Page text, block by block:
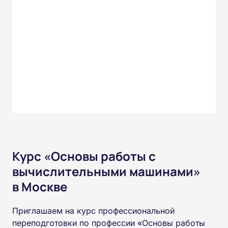
Курс «Основы работы с
вычислительными машинами»
в Москве
Приглашаем на курс профессиональной
переподготовки по профессии «Основы работы